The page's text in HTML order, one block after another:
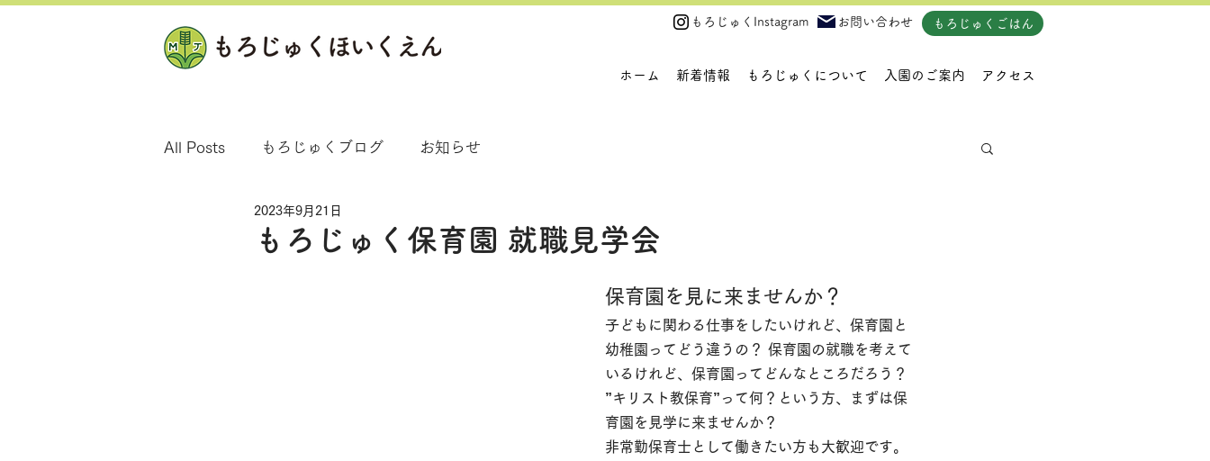
​もろじゅくInstagram お問い合わせ もろじゅくごはん
ホーム 新着情報 もろじゅくについて 入園のご案内 アクセス
All Posts もろじゅくブログ お知らせ
もろじゅく保育園 就職見学会
2023年9月21日
保育園を見に来ませんか？
子どもに関わる仕事をしたいけれど、保育園と
幼稚園ってどう違うの？ 保育園の就職を考えて
いるけれど、保育園ってどんなところだろう？
”キリスト教保育”って何？という方、まずは保
育園を見学に来ませんか？
非常勤保育士として働きたい方も大歓迎です。